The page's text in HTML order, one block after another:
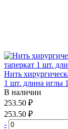
Нить
1 шт. длина иглы
В наличии
253.50 ₽
253.50 ₽
-